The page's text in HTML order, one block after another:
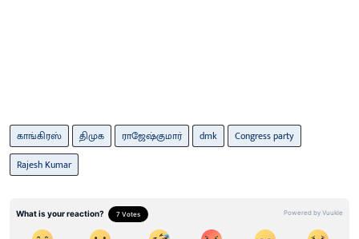
காங்கிரஸ் திமுக ராஜேஷ்குமார் dmk
Congress party
Rajesh Kumar